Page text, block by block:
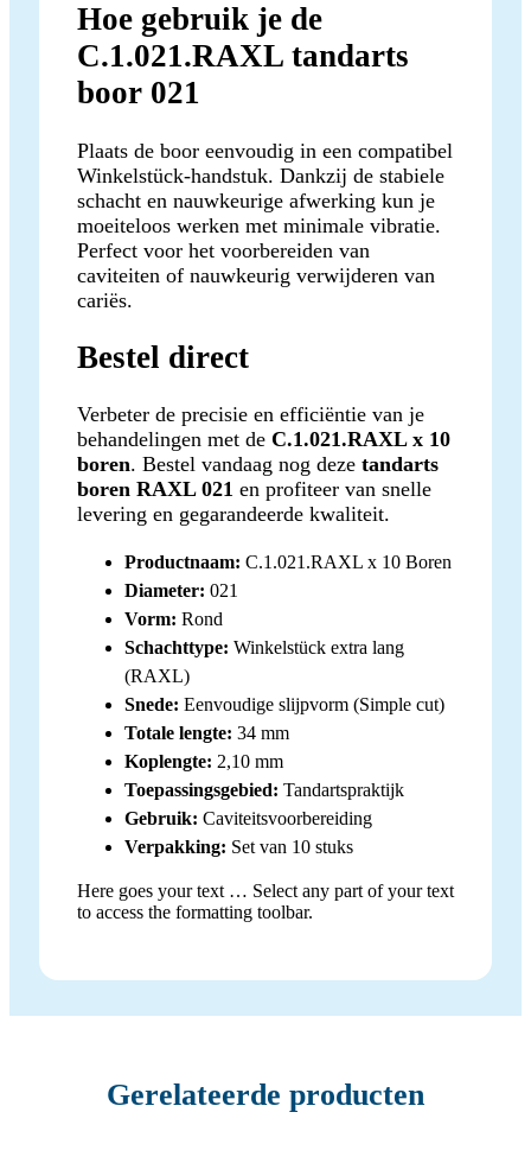
Hoe gebruik je de
C.1.021.RAXL tandarts
boor 021
Plaats de boor eenvoudig in een compatibel
Winkelstück-handstuk. Dankzij de stabiele
schacht en nauwkeurige afwerking kun je
moeiteloos werken met minimale vibratie.
Perfect voor het voorbereiden van
caviteiten of nauwkeurig verwijderen van
cariës.
Bestel direct
Verbeter de precisie en efficiëntie van je
behandelingen met de C.1.021.RAXL x 10
boren. Bestel vandaag nog deze tandarts
boren RAXL 021 en profiteer van snelle
levering en gegarandeerde kwaliteit.
Productnaam: C.1.021.RAXL x 10 Boren
Diameter: 021
Vorm: Rond
Schachttype: Winkelstück extra lang
(RAXL)
Snede: Eenvoudige slijpvorm (Simple cut)
Totale lengte: 34 mm
Koplengte: 2,10 mm
Toepassingsgebied: Tandartspraktijk
Gebruik: Caviteitsvoorbereiding
Verpakking: Set van 10 stuks
Here goes your text … Select any part of your text
to access the formatting toolbar.
Gerelateerde producten